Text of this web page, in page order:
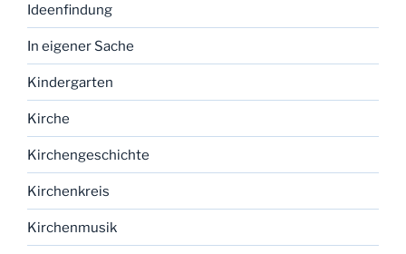
Ideenfindung
In eigener Sache
Kindergarten
Kirche
Kirchengeschichte
Kirchenkreis
Kirchenmusik